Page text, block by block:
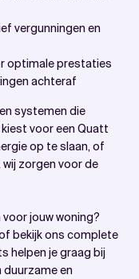
vergunningen en
optimale prestaties
achteraf
systemen die
voor een Quatt
op te slaan, of
zorgen voor de
voor jouw woning?
bekijk ons complete
helpen je graag bij
duurzame en